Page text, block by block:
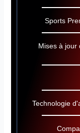
Sports
Mises à jour
Technologie